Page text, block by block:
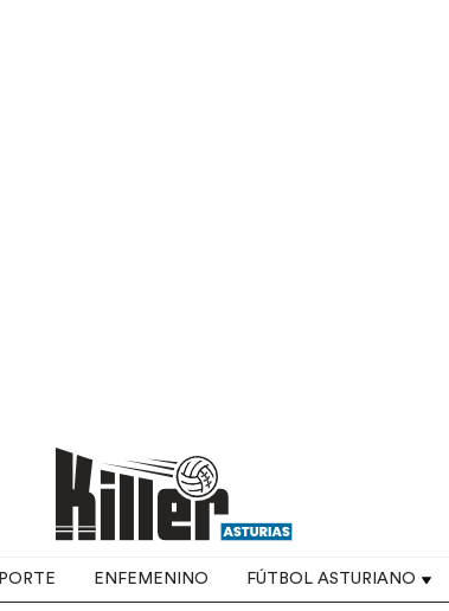
ENFEMENINO FÚTBOL ASTURIANO